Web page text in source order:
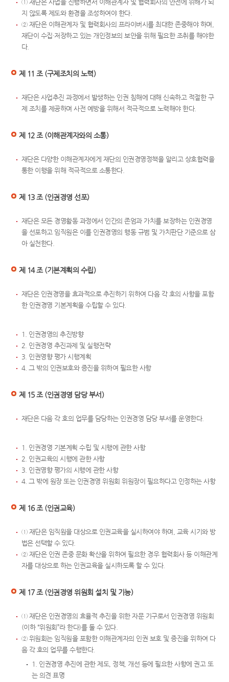
① 재단은 사업을 진행하면서 이해관계자 및 협력회사의 안전에 위해가 되
지 않도록 제도와 환경을 조성하여야 한다.
② 재단은 이해관계자 및 협력회사의 프라이버시를 최대한 존중해야 하며,
재단이 수집·저장하고 있는 개인정보의 보안을 위해 필요한 조취를 해야한
다.
제 11 조 (구제조치의 노력)
재단은 사업추진 과정에서 발생하는 인권 침해에 대해 신속하고 적절한 구
제 조치를 제공하며 사전 예방을 위해서 적극적으로 노력해야 한다.
제 12 조 (이해관계자와의 소통)
재단은 다양한 이해관계자에게 재단의 인권경영정책을 알리고 상호협력을
통한 이행을 위해 적극적으로 소통한다.
제 13 조 (인권경영 선포)
재단은 모든 경영활동 과정에서 인간의 존엄과 가치를 보장하는 인권경영
을 선포하고 임직원은 이를 인권경영의 행동 규범 및 가치판단 기준으로 삼
아 실천한다.
제 14 조 (기본계획의 수립)
재단은 인권경영을 효과적으로 추진하기 위하여 다음 각 호의 사항을 포함
한 인권경영 기본계획을 수립할 수 있다.
1. 인권경영의 추진방향
2. 인권경영 추진과제 및 실행전략
3. 인권영향 평가 시행계획
4. 그 밖의 인권보호와 증진을 위하여 필요한 사항
제 15 조 (인권경영 담당 부서)
재단은 다음 각 호의 업무를 담당하는 인권경영 담당 부서를 운영한다.
1. 인권경영 기본계획 수립 및 시행에 관한 사항
2. 인권교육의 시행에 관한 사항
3. 인권영향 평가의 시행에 관한 사항
4. 그 밖에 원장 또는 인권경영 위원회 위원장이 필요하다고 인정하는 사항
제 16 조 (인권교육)
① 재단은 임직원을 대상으로 인권교육을 실시하여야 하며, 교육 시기와 방
법은 선택할 수 있다.
② 재단은 인권 존중 문화 확산을 위하여 필요한 경우 협력회사 등 이해관계
자를 대상으로 하는 인권교육을 실시하도록 할 수 있다.
제 17 조 (인권경영 위원회 설치 및 기능)
① 재단은 인권경영의 효율적 추진을 위한 자문 기구로서 인권경영 위원회
(이하 “위원회”라 한다)를 둘 수 있다.
② 위원회는 임직원을 포함한 이해관계자의 인권 보호 및 증진을 위하여 다
음 각 호의 업무를 수행한다.
1. 인권경영 추진에 관한 제도, 정책, 개선 등에 필요한 사항에 권고 또
는 의견 표명